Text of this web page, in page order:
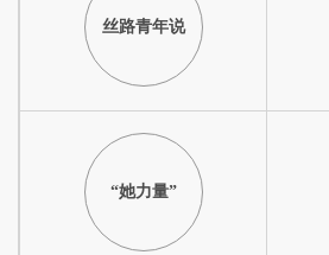
丝路青年说
“她力量”